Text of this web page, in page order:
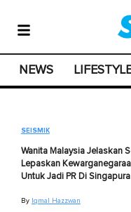
NEWS
SEISMIK
Wanita Malaysia Jelaskan
Lepaskan
Untuk Jadi PR Di Singapura
By Iqmal Hazzwan